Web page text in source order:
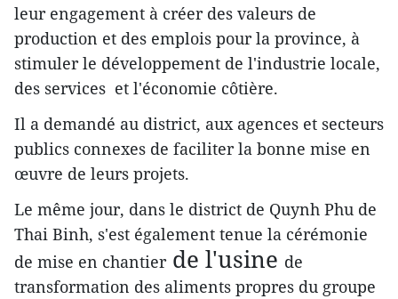
leur engagement à créer des valeurs de
production et des emplois pour la province, à
stimuler le développement de l'industrie locale,
des services et l'économie côtière.
Il a demandé au district, aux agences et secteurs
publics connexes de faciliter la bonne mise en
œuvre de leurs projets.
Le même jour, dans le district de Quynh Phu de
Thai Binh, s'est également tenue la cérémonie
de mise en chantier de l'usine de
transformation des aliments propres du groupe